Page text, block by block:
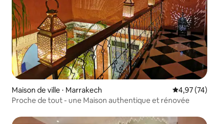
Maison de ville ⋅ Marrakech Évaluation
4,97 (74)
Proche de tout - une Maison authentique et rénovée